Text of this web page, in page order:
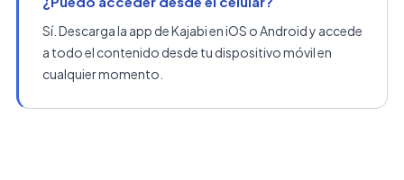
Sí. Descarga la app de Kajabi en iOS o Android y accede
a todo el contenido desde tu dispositivo móvil en
cualquier momento.